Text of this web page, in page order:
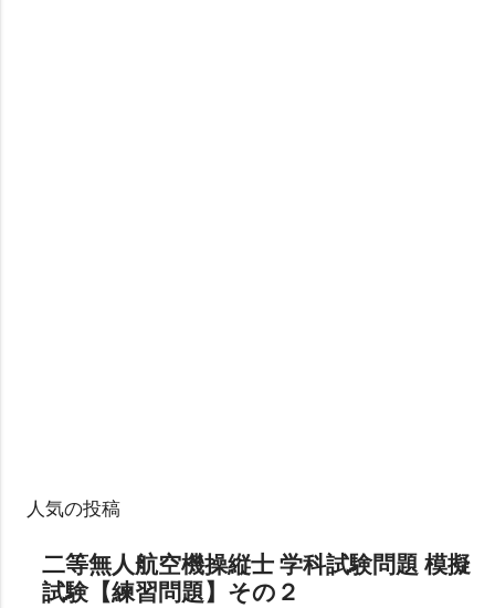
人気の投稿
二等無人航空機操縦士 学科試験問題 模擬
試験【練習問題】その２